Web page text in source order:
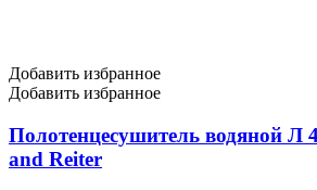
Добавить избранное
Добавить избранное
Полотенцесушитель водяной Л
and Reiter